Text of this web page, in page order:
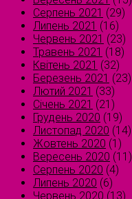
Серпень 2021 (29)
Липень 2021 (16)
Червень 2021 (23)
Травень 2021 (18)
Квітень 2021 (32)
Березень 2021 (23)
Лютий 2021 (33)
Січень 2021 (21)
Грудень 2020 (19)
Листопад 2020 (14)
Жовтень 2020 (1)
Вересень 2020 (11)
Серпень 2020 (4)
Липень 2020 (6)
Червень 2020 (13)